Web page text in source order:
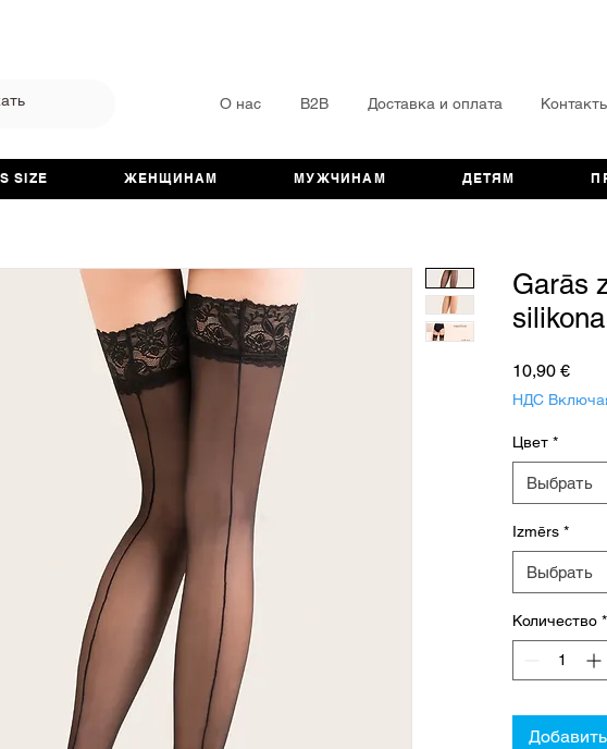
О нас B2B Доставка и оплата
SIZE ЖЕНЩИНАМ МУЖЧИНАМ ДЕТЯМ
Garās
10,90 €Цена
НДС
Цвет *
Выбрать
Izmērs *
Выбрать
Количество *